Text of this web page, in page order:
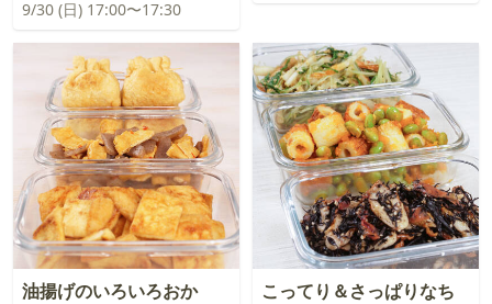
9/30 (日) 17:00〜17:30
油揚げのいろいろおか
こってり＆さっぱりなち